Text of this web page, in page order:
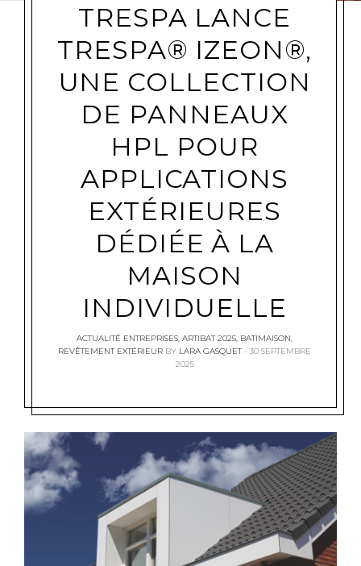
TRESPA LANCE
TRESPA® IZEON®,
UNE COLLECTION
DE PANNEAUX
HPL POUR
APPLICATIONS
EXTÉRIEURES
DÉDIÉE À LA
MAISON
INDIVIDUELLE
ACTUALITÉ ENTREPRISES, ARTIBAT 2025, BATIMAISON,
REVÊTEMENT EXTÉRIEUR BY LARA GASQUET
30 SEPTEMBRE
2025